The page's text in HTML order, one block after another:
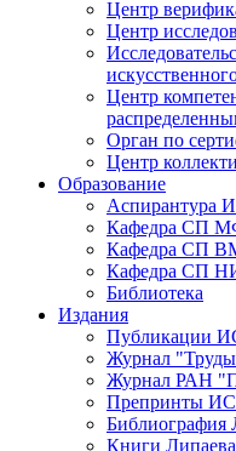
Центр
Центр
Центр
Орган по
Центр
Образование
Аспирантура
Кафедра СП
Кафедра СП
Кафедра СП
Библиотека
Издания
Публикации
Журнал
Журнал РАН
Препринты
Библиография
Книги